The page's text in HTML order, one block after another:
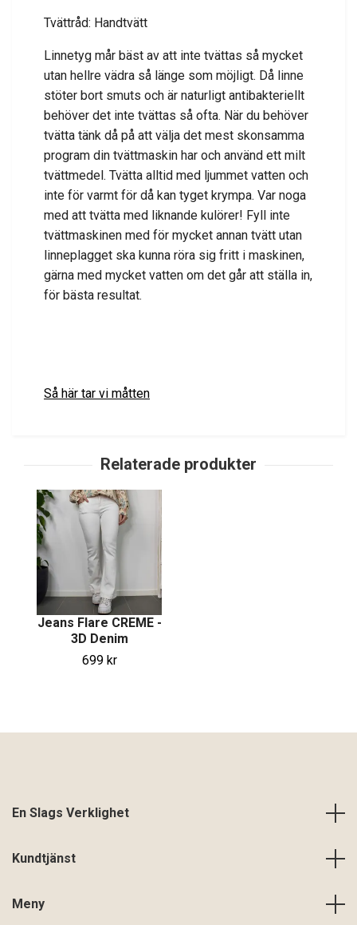
Tvättråd: Handtvätt
Linnetyg mår bäst av att inte tvättas så mycket
utan hellre vädra så länge som möjligt. Då linne
stöter bort smuts och är naturligt antibakteriellt
behöver det inte tvättas så ofta. När du behöver
tvätta tänk då på att välja det mest skonsamma
program din tvättmaskin har och använd ett milt
tvättmedel. Tvätta alltid med ljummet vatten och
inte för varmt för då kan tyget krympa. Var noga
med att tvätta med liknande kulörer! Fyll inte
tvättmaskinen med för mycket annan tvätt utan
linneplagget ska kunna röra sig fritt i maskinen,
gärna med mycket vatten om det går att ställa in,
för bästa resultat.
Så här tar vi måtten
Jeans Flare CREME -
3D Denim
699 kr
En Slags Verklighet
Kundtjänst
Meny